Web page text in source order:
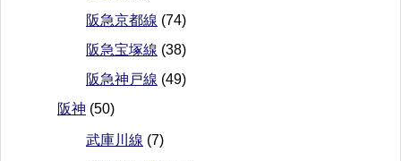
阪急京都線 (74)
阪急宝塚線 (38)
阪急神戸線 (49)
阪神 (50)
武庫川線 (7)